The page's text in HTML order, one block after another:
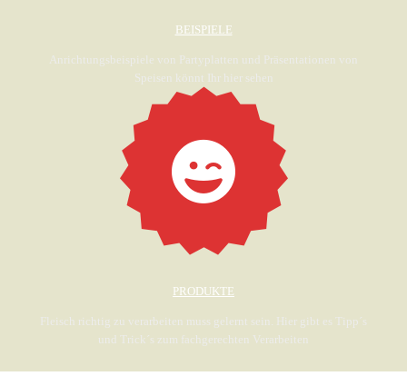
BEISPIELE
Anrichtungsbeispiele von Partyplatten und Präsentationen von
Speisen könnt Ihr hier sehen
PRODUKTE
Fleisch richtig zu verarbeiten muss gelernt sein. Hier gibt es Tipp´s
und Trick´s zum fachgerechten Verarbeiten